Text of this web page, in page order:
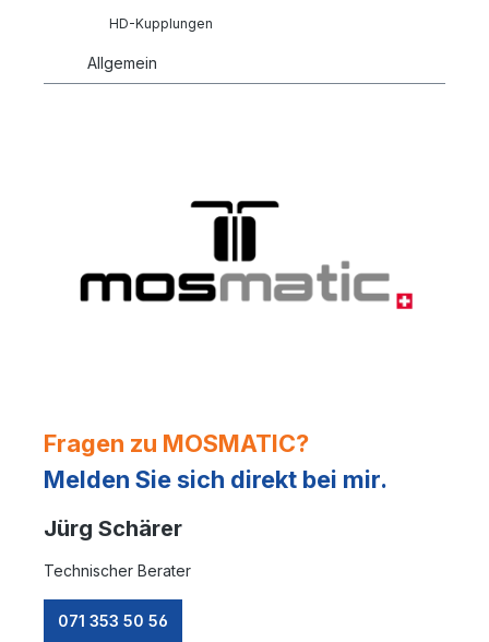
HD-Kupplungen
Allgemein
Fragen zu MOSMATIC?
Melden Sie sich direkt bei mir.
Jürg Schärer
Technischer Berater
071 353 50 56